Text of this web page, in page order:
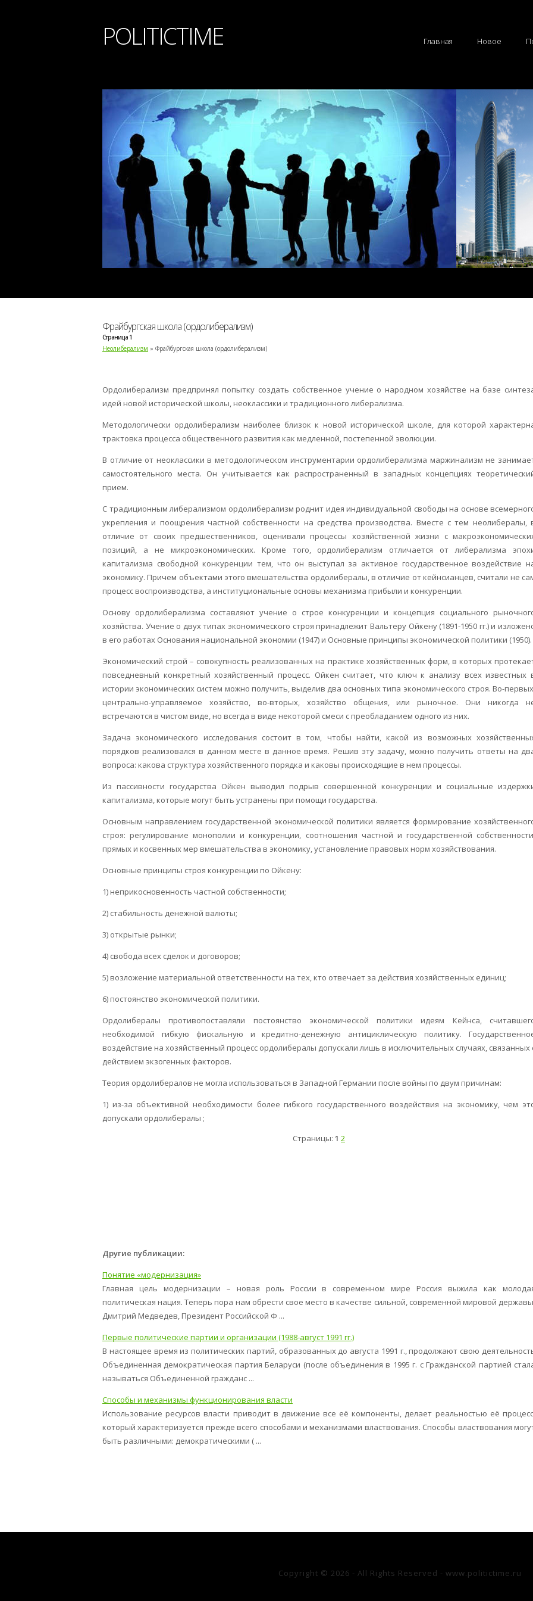
POLITICTIME Главная Новое
Фрайбургская школа (ордолиберализм)
Страница 1
Неолиберализм » Фрайбургская школа (ордолиберализм)
Ордолиберализм предпринял попытку создать собственное учение о народном хозяйстве на базе
идей новой исторической школы, неоклассики и традиционного либерализма.
Методологически ордолиберализм наиболее близок к новой исторической школе, для которой
трактовка процесса общественного развития как медленной, постепенной эволюции.
В отличие от неоклассики в методологическом инструментарии ордолиберализма маржинализм не
самостоятельного места. Он учитывается как распространенный в западных концепциях
прием.
С традиционным либерализмом ордолиберализм роднит идея индивидуальной свободы на основе
укрепления и поощрения частной собственности на средства производства. Вместе с тем неолибералы,
отличие от своих предшественников, оценивали процессы хозяйственной жизни с
позиций, а не микроэкономических. Кроме того, ордолиберализм отличается от либерализма
капитализма свободной конкуренции тем, что он выступал за активное государственное воздействие
экономику. Причем объектами этого вмешательства ордолибералы, в отличие от кейнсианцев, считали не
процесс воспроизводства, а институциональные основы механизма прибыли и конкуренции.
Основу ордолиберализма составляют учение о строе конкуренции и концепция социального
хозяйства. Учение о двух типах экономического строя принадлежит Вальтеру Ойкену (1891-1950 гг.) и
в его работах Основания национальной экономии (1947) и Основные принципы экономической политики (1950).
Экономический строй – совокупность реализованных на практике хозяйственных форм, в которых
повседневный конкретный хозяйственный процесс. Ойкен считает, что ключ к анализу всех известных
истории экономических систем можно получить, выделив два основных типа экономического строя. Во-
центрально-управляемое хозяйство, во-вторых, хозяйство общения, или рыночное. Они никогда
встречаются в чистом виде, но всегда в виде некоторой смеси с преобладанием одного из них.
Задача экономического исследования состоит в том, чтобы найти, какой из возможных
порядков реализовался в данном месте в данное время. Решив эту задачу, можно получить ответы на
вопроса: какова структура хозяйственного порядка и каковы происходящие в нем процессы.
Из пассивности государства Ойкен выводил подрыв совершенной конкуренции и социальные
капитализма, которые могут быть устранены при помощи государства.
Основным направлением государственной экономической политики является формирование
строя: регулирование монополии и конкуренции, соотношения частной и государственной
прямых и косвенных мер вмешательства в экономику, установление правовых норм хозяйствования.
Основные принципы строя конкуренции по Ойкену:
1) неприкосновенность частной собственности;
2) стабильность денежной валюты;
3) открытые рынки;
4) свобода всех сделок и договоров;
5) возложение материальной ответственности на тех, кто отвечает за действия хозяйственных единиц;
6) постоянство экономической политики.
Ордолибералы противопоставляли постоянство экономической политики идеям Кейнса,
необходимой гибкую фискальную и кредитно-денежную антициклическую политику.
воздействие на хозяйственный процесс ордолибералы допускали лишь в исключительных случаях, связанных
действием экзогенных факторов.
Теория ордолибералов не могла использоваться в Западной Германии после войны по двум причинам:
1) из-за объективной необходимости более гибкого государственного воздействия на экономику, чем
допускали ордолибералы ;
Страницы: 1 2
Другие публикации:
Понятие «модернизация»
Главная цель модернизации – новая роль России в современном мире Россия выжила как
политическая нация. Теперь пора нам обрести свое место в качестве сильной, современной мировой
Дмитрий Медведев, Президент Российской Ф ...
Первые политические партии и организации (1988-август 1991 гг.)
В настоящее время из политических партий, образованных до августа 1991 г., продолжают свою
Объединенная демократическая партия Беларуси (после объединения в 1995 г. с Гражданской партией
называться Объединенной гражданс ...
Способы и механизмы функционирования власти
Использование ресурсов власти приводит в движение все её компоненты, делает реальностью её
который характеризуется прежде всего способами и механизмами властвования. Способы властвования
быть различными: демократическими ( ...
Copyright © 2026 - All Rights Reserved - www.politictime.ru